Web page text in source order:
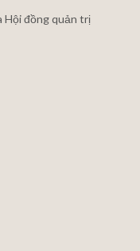
Hội đồng quản trị